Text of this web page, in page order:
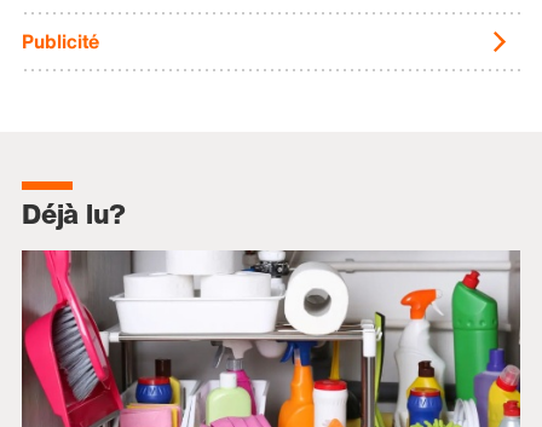
Publicité
Déjà lu?